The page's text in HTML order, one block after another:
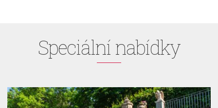
Speciální nabídky